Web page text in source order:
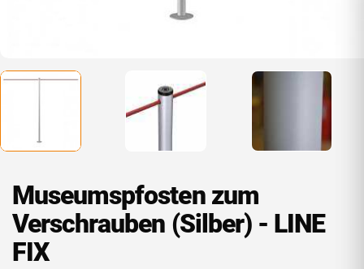
Museumspfosten zum
Verschrauben (Silber) - LINE
FIX